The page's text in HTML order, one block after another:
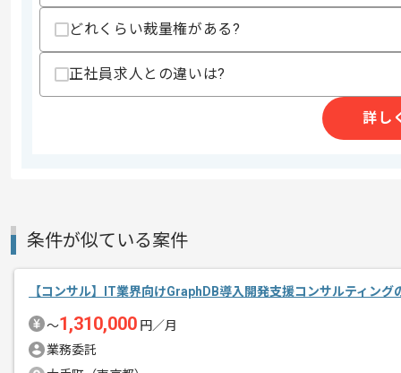
精算・お支払い
メント
レバテックでの実績がある企業の案件で
コンサルティングの経験を活かすことが
複数案件を保有している企業ですので、
どれくらい裁量権がある?
正社員求人との違いは?
詳し
条件が似ている案件
【コンサル】IT業界向けGraphDB導入開発支援コンサルティング
〜1,310,000 円／月
業務委託